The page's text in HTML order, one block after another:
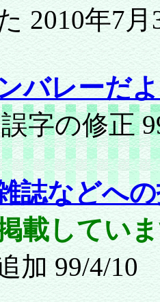
2010年7月
バレーだ
誤字の修正
誌などへ
載してい
加 99/4/10